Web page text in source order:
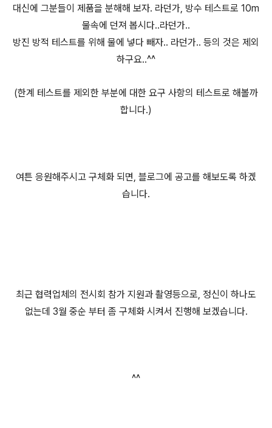
대신에 그분들이 제품을 분해해 보자. 라던가, 방수 테스트로 10m
물속에 던져 봅시다..라던가..
방진 방적 테스트를 위해 물에 넣다 빼자.. 라던가.. 등의 것은 제외
하구요..^^
(한계 테스트를 제외한 부분에 대한 요구 사항의 테스트로 해볼까
합니다.)
여튼 응원해주시고 구체화 되면, 블로그에 공고를 해보도록 하겠
습니다.
최근 협력업체의 전시회 참가 지원과 촬영등으로, 정신이 하나도
없는데 3월 중순 부터 좀 구체화 시켜서 진행해 보겠습니다.
^^